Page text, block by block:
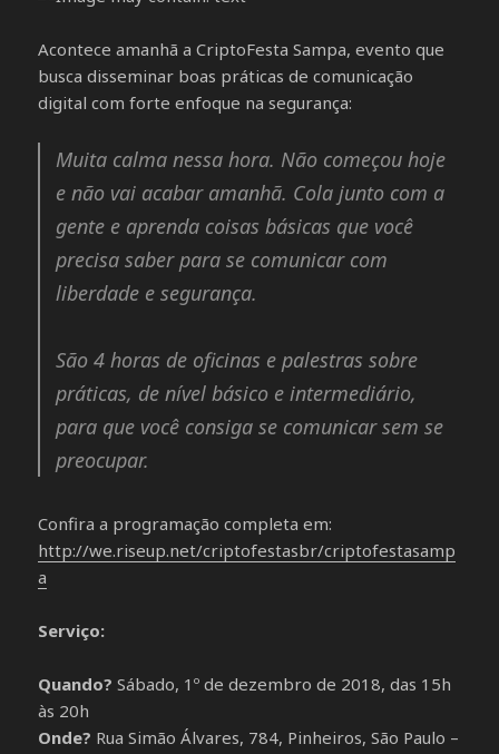
Acontece amanhã a CriptoFesta Sampa, evento que
busca disseminar boas práticas de comunicação
digital com forte enfoque na segurança:
Muita calma nessa hora. Não começou hoje
e não vai acabar amanhã. Cola junto com a
gente e aprenda coisas básicas que você
precisa saber para se comunicar com
liberdade e segurança.
São 4 horas de oficinas e palestras sobre
práticas, de nível básico e intermediário,
para que você consiga se comunicar sem se
preocupar.
Confira a programação completa em:
http://we.riseup.net/criptofestasbr/criptofestasamp
a
Serviço:
Quando? Sábado, 1º de dezembro de 2018, das 15h
às 20h
Onde? Rua Simão Álvares, 784, Pinheiros, São Paulo –